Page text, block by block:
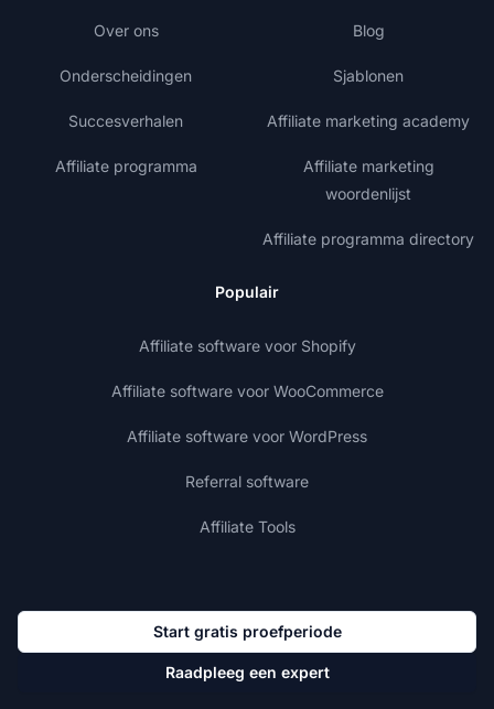
Over ons
Onderscheidingen
Succesverhalen
Affiliate programma
Blog
Sjablonen
Affiliate marketing academy
Affiliate marketing
woordenlijst
Affiliate programma directory
Populair
Affiliate software voor Shopify
Affiliate software voor WooCommerce
Affiliate software voor WordPress
Referral software
Affiliate Tools
Start gratis proefperiode
Raadpleeg een expert